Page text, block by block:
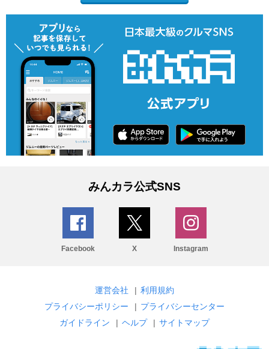
みんカラ公式SNS
Facebook X Instagram
運営会社 | 利用規約
プライバシーポリシー
| プライバシーセンター
ガイドライン
| ヘルプ | サイトマップ